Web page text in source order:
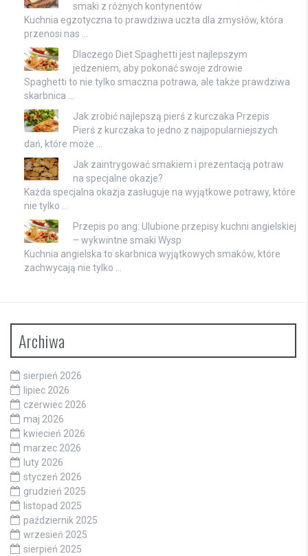
smaki z różnych kontynentów
Kuchnia egzotyczna to prawdziwa uczta dla zmysłów, która
przenosi nas …
Dlaczego Diet Spaghetti jest najlepszym
jedzeniem, aby pokonać swoje zdrowie
Spaghetti to nie tylko smaczna potrawa, ale także prawdziwa
skarbnica …
Jak zrobić najlepszą pierś z kurczaka Przepis
Pierś z kurczaka to jedno z najpopularniejszych
dań, które może …
Jak zaintrygować smakiem i prezentacją potraw
na specjalne okazje?
Każda specjalna okazja zasługuje na wyjątkowe potrawy, które
nie tylko …
Przepis po ang: Ulubione przepisy kuchni angielskiej
– wykwintne smaki Wysp
Kuchnia angielska to skarbnica wyjątkowych smaków, które
zachwycają nie tylko …
Archiwa
sierpień 2026
lipiec 2026
czerwiec 2026
maj 2026
kwiecień 2026
marzec 2026
luty 2026
styczeń 2026
grudzień 2025
listopad 2025
październik 2025
wrzesień 2025
sierpień 2025